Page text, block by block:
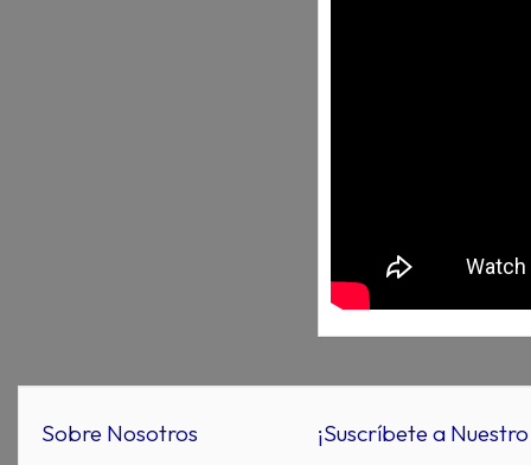
Sobre Nosotros ¡Suscríbete a